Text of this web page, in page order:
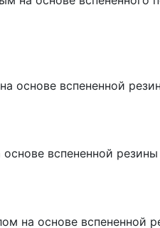
вспененной
вспененной
на основе вспененной